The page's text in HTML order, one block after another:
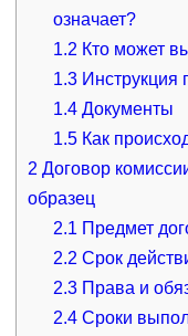
означает?
1.2 Кто может
1.3 Инструкция
1.4 Документы
1.5 Как
2 Договор
образец
2.1 Предмет
2.2 Срок
2.3 Права и
2.4 Сроки